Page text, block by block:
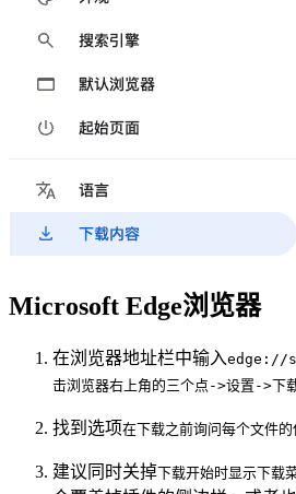
Microsoft Edge浏览器
在浏览器地址栏中输入edge://
击浏览器右上角的三个点->设置->下
找到选项在下载之前询问每个文件的
建议同时关掉下载开始时显示下载